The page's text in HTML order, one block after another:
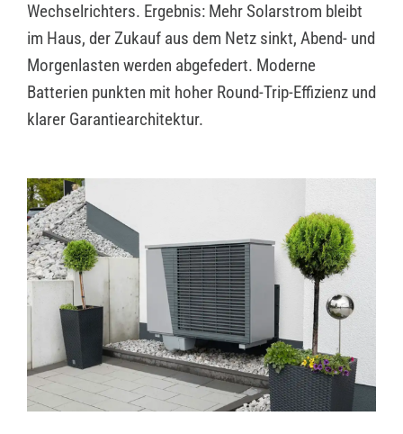
Wechselrichters. Ergebnis: Mehr Solarstrom bleibt
im Haus, der Zukauf aus dem Netz sinkt, Abend- und
Morgenlasten werden abgefedert. Moderne
Batterien punkten mit hoher Round-Trip-Effizienz und
klarer Garantiearchitektur.